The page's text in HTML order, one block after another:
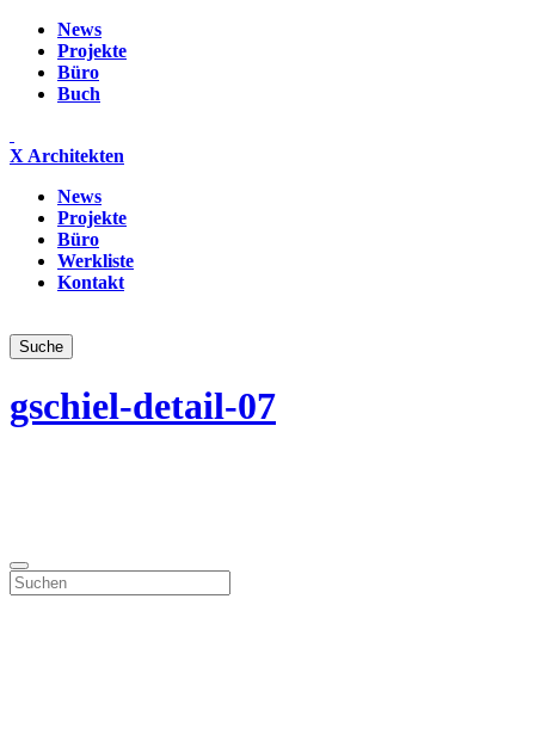
News
Projekte
Büro
Buch
X Architekten
News
Projekte
Büro
Werkliste
Kontakt
gschiel-detail-07